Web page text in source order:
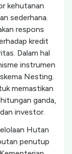
kehutanan
sederhana.
respons
kredit
Dalam hal
instrumen
Nesting.
memastikan
ganda,
investor.
Hutan
penutup